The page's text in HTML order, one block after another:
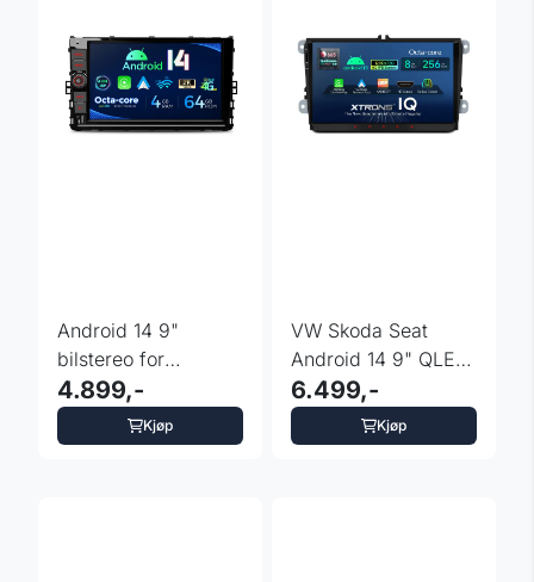
Android 14 9"
bilstereo for
Volkswagen 2018-
22 med 4G og ...
4.899,-
Kjøp
VW Skoda Seat
Android 14 9" QLED
8GB+256GB 4G
DAB+ DSP
6.499,-
Kjøp